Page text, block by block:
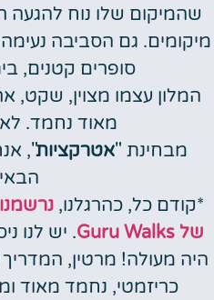
שהמיקום שלו נוח להגעה
מיקומים. גם הסביבה
סופרים קטנים,
המלון עצמו מצוין, שקט,
מאוד נחמד.
מבחינת "אטרקציות",
*קודם כל, כהרגלנו,
של Guru Walks
. יש לנו
היה מעולה! מרטין,
כריזמטי, נחמד מאוד